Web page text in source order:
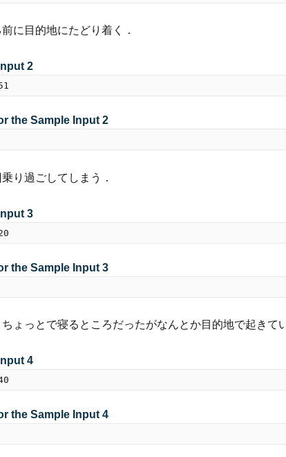
に目的地にたどり着く．
2
the Sample Input 2
り過ごしてしまう．
3
the Sample Input 3
ちょっとで寝るところだったがなんとか目的地で起きて
4
the Sample Input 4